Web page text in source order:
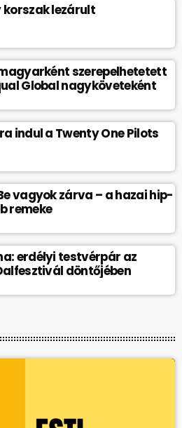
korszak lezárult
szerepelhetetett
Global nagyköveteként
indul a Twenty One Pilots
vagyok zárva – a hazai hip-
remeke
erdélyi testvérpár az
döntőjében